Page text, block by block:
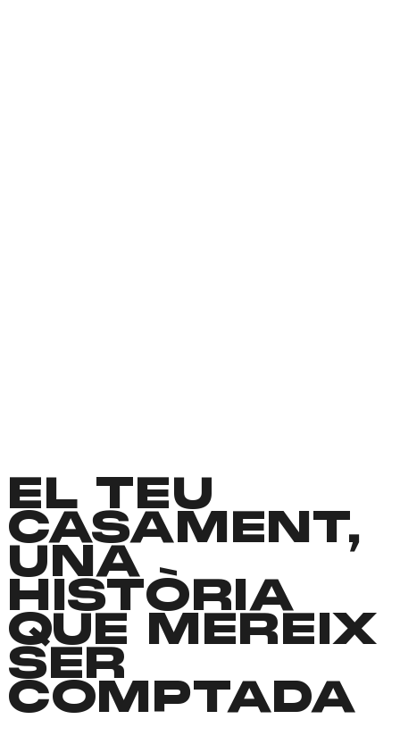
EL TEU
CASAMENT,
UNA
HISTÒRIA
QUE MEREIX
SER
COMPTADA